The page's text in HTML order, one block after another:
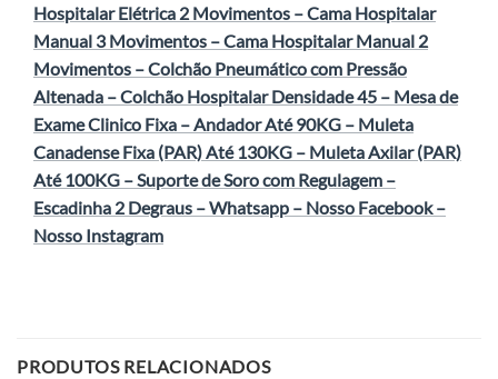
Hospitalar Elétrica 2 Movimentos –Cama Hospitalar
Manual 3 Movimentos –Cama Hospitalar Manual 2
Movimentos –Colchão Pneumático com Pressão
Altenada –Colchão Hospitalar Densidade 45 – Mesa de
Exame Clinico Fixa – Andador Até 90KG – Muleta
Canadense Fixa (PAR) Até 130KG – Muleta Axilar (PAR)
Até 100KG – Suporte de Soro com Regulagem –
Escadinha 2 Degraus –Whatsapp – Nosso Facebook–
Nosso Instagram
PRODUTOS RELACIONADOS